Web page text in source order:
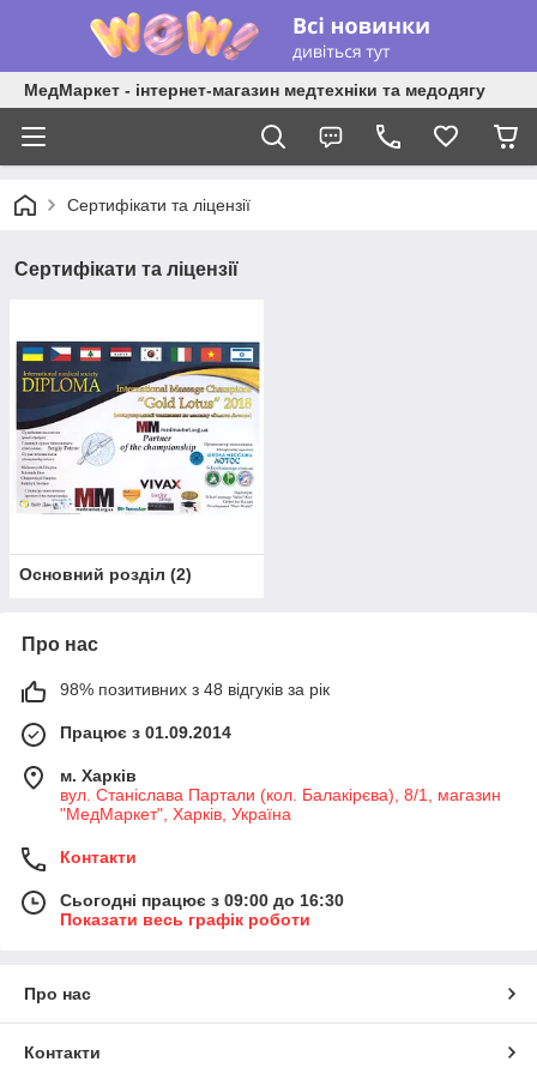
МедМаркет - інтернет-магазин медтехніки та медодягу
Сертифікати та ліцензії
Сертифікати та ліцензії
Основний розділ (2)
Про нас
98% позитивних з 48 відгуків за рік
Працює з 01.09.2014
м. Харків
вул. Станіслава Партали (кол. Балакірєва), 8/1, магазин
"МедМаркет", Харків, Україна
Контакти
Сьогодні працює з 09:00 до 16:30
Показати весь графік роботи
Про нас
Контакти